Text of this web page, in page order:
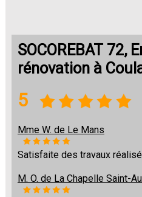
SOCOREBAT 72,
rénovation à
5
Mme W. de Le Mans
Satisfaite des travaux
M. O. de La Chapelle Saint-